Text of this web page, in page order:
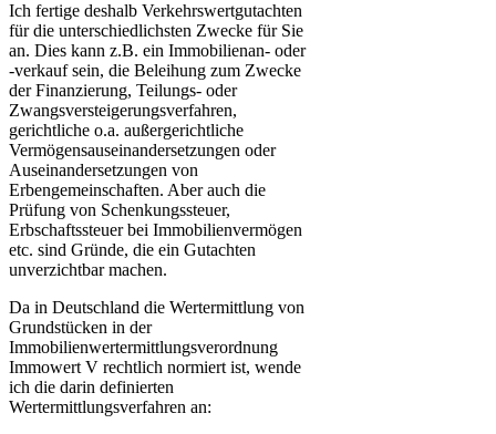
Ich fertige deshalb Verkehrswertgutachten
für die unterschiedlichsten Zwecke für Sie
an. Dies kann z.B. ein Immobilienan- oder
-verkauf sein, die Beleihung zum Zwecke
der Finanzierung, Teilungs- oder
Zwangsversteigerungsverfahren,
gerichtliche o.a. außergerichtliche
Vermögensauseinandersetzungen oder
Auseinandersetzungen von
Erbengemeinschaften. Aber auch die
Prüfung von Schenkungssteuer,
Erbschaftssteuer bei Immobilienvermögen
etc. sind Gründe, die ein Gutachten
unverzichtbar machen.
Da in Deutschland die Wertermittlung von
Grundstücken in der
Immobilienwertermittlungsverordnung
Immowert V rechtlich normiert ist, wende
ich die darin definierten
Wertermittlungsverfahren an: